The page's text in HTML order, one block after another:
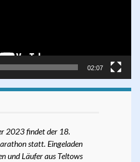
02:07
2023 findet der 18.
statt. Eingeladen
und Läufer aus Teltows